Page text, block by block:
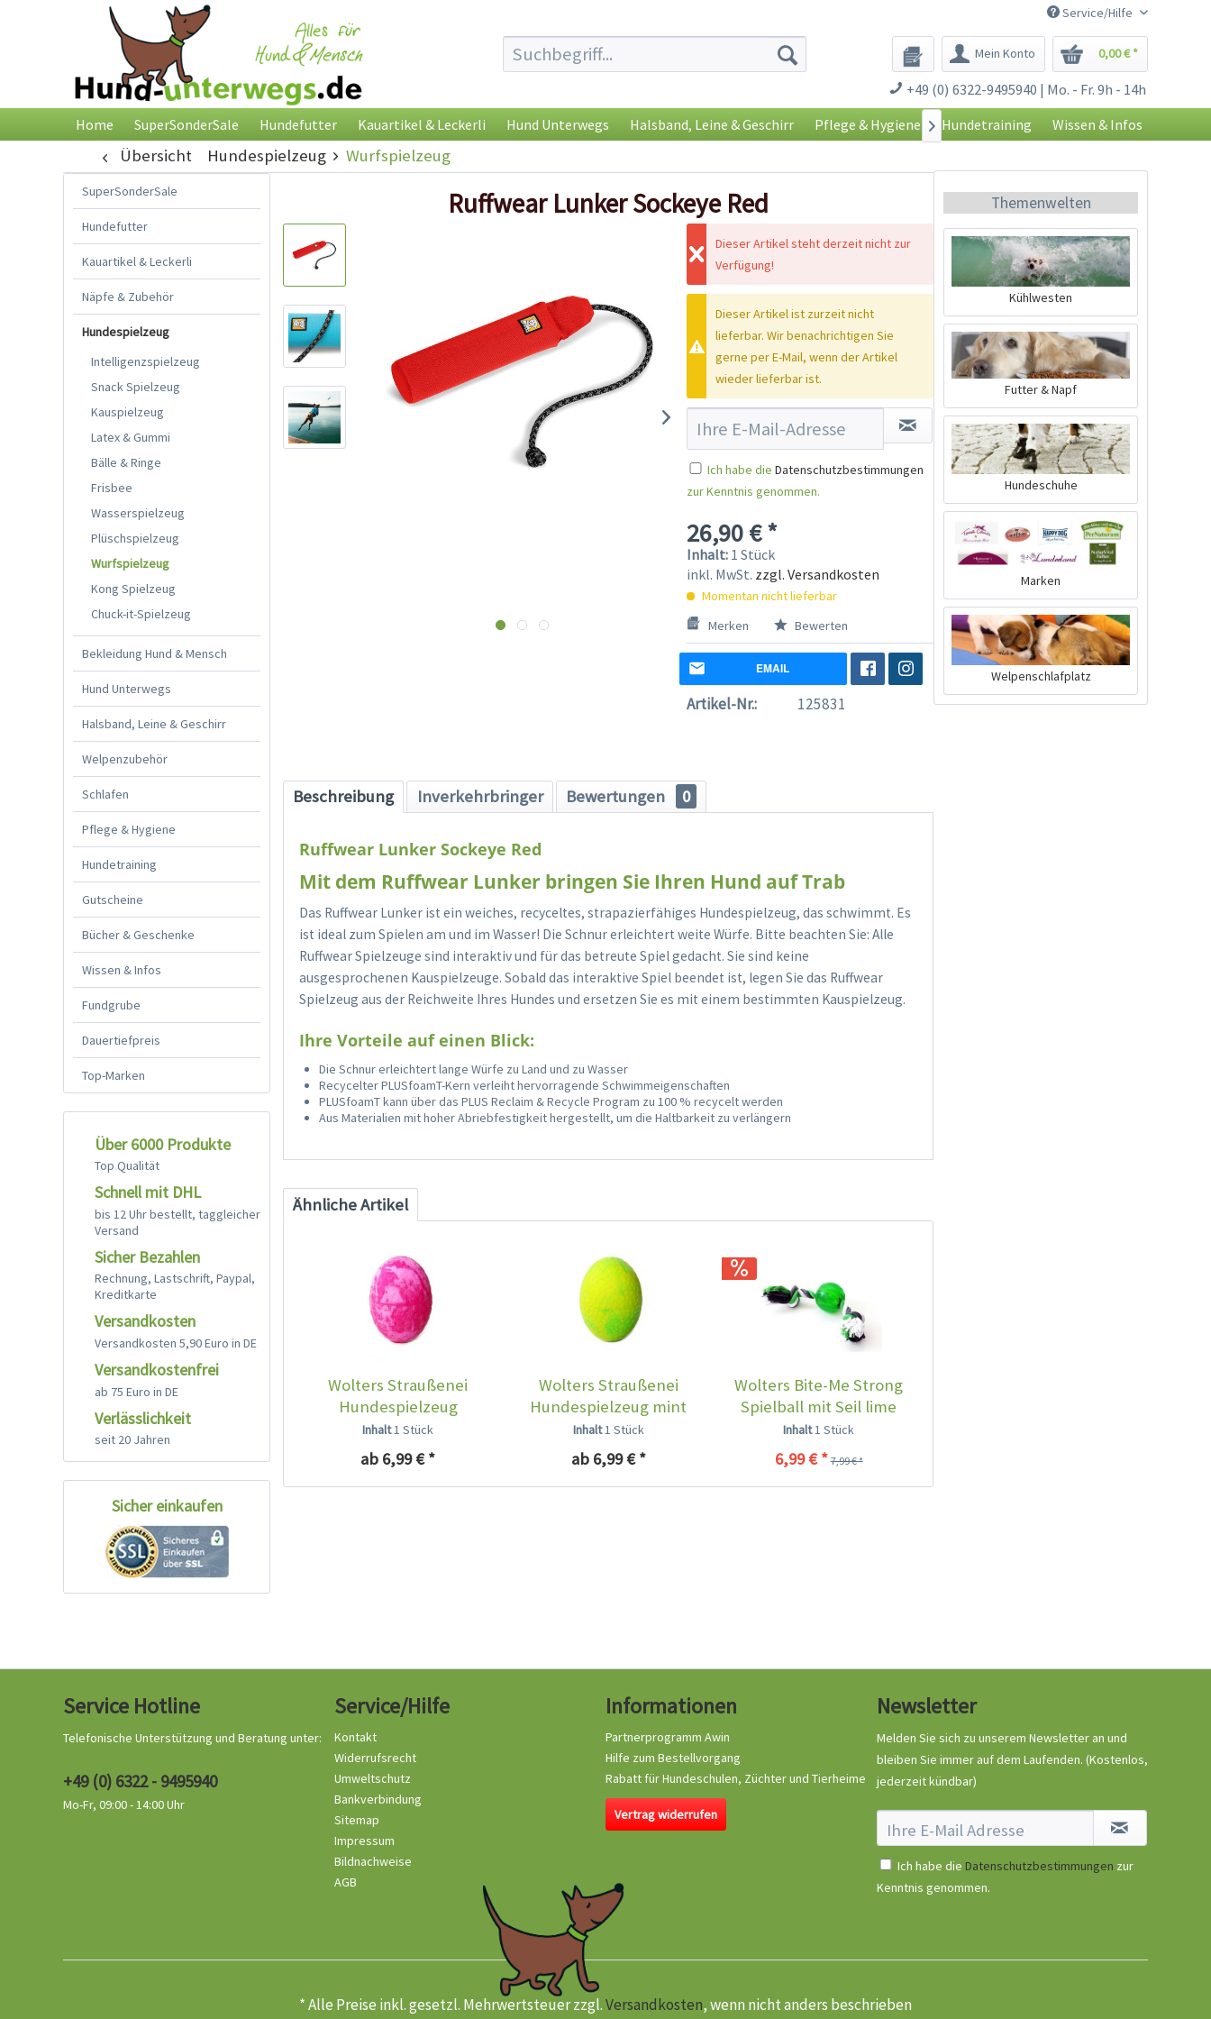
Service/Hilfe
Mein Konto 0,00 € *
+49 (0) 6322-9495940 | Mo. - Fr. 9h - 14h
Home SuperSonderSale Hundefutter Kauartikel & Leckerli Hund Unterwegs Halsband, Leine & Geschirr Pflege & Hygiene Hundetraining Wissen & Infos

Übersicht Hundespielzeug Wurfspielzeug
SuperSonderSale
Hundefutter
Kauartikel & Leckerli
Näpfe & Zubehör
Hundespielzeug
Intelligenzspielzeug
Snack Spielzeug
Kauspielzeug
Latex & Gummi
Bälle & Ringe
Frisbee
Wasserspielzeug
Plüschspielzeug
Wurfspielzeug
Kong Spielzeug
Chuck-it-Spielzeug
Bekleidung Hund & Mensch
Hund Unterwegs
Halsband, Leine & Geschirr
Welpenzubehör
Schlafen
Pflege & Hygiene
Hundetraining
Gutscheine
Bücher & Geschenke
Wissen & Infos
Fundgrube
Dauertiefpreis
Top-Marken
Über 6000 Produkte
Top Qualität
Schnell mit DHL
bis 12 Uhr bestellt, taggleicher
Versand
Sicher Bezahlen
Rechnung, Lastschrift, Paypal,
Kreditkarte
Versandkosten
Versandkosten 5,90 Euro in DE
Versandkostenfrei
ab 75 Euro in DE
Verlässlichkeit
seit 20 Jahren
Sicher einkaufen
Ruffwear Lunker Sockeye Red
Dieser Artikel steht derzeit nicht zur
Verfügung!
Dieser Artikel ist zurzeit nicht
lieferbar. Wir benachrichtigen Sie
gerne per E-Mail, wenn der Artikel
wieder lieferbar ist.
Ich habe die Datenschutzbestimmungen
zur Kenntnis genommen.
26,90 € *
Inhalt: 1 Stück
inkl. MwSt. zzgl. Versandkosten
Momentan nicht lieferbar
Merken
Bewerten
EMAIL
Artikel-Nr.: 125831
Beschreibung Inverkehrbringer Bewertungen 0
Ruffwear Lunker Sockeye Red
Mit dem Ruffwear Lunker bringen Sie Ihren Hund auf Trab
Das Ruffwear Lunker ist ein weiches, recyceltes, strapazierfähiges Hundespielzeug, das schwimmt. Es
ist ideal zum Spielen am und im Wasser! Die Schnur erleichtert weite Würfe. Bitte beachten Sie: Alle
Ruffwear Spielzeuge sind interaktiv und für das betreute Spiel gedacht. Sie sind keine
ausgesprochenen Kauspielzeuge. Sobald das interaktive Spiel beendet ist, legen Sie das Ruffwear
Spielzeug aus der Reichweite Ihres Hundes und ersetzen Sie es mit einem bestimmten Kauspielzeug.
Ihre Vorteile auf einen Blick:
Die Schnur erleichtert lange Würfe zu Land und zu Wasser
Recycelter PLUSfoamT-Kern verleiht hervorragende Schwimmeigenschaften
PLUSfoamT kann über das PLUS Reclaim & Recycle Program zu 100 % recycelt werden
Aus Materialien mit hoher Abriebfestigkeit hergestellt, um die Haltbarkeit zu verlängern
Ähnliche Artikel
Wolters Straußenei
Hundespielzeug
himbeere
Inhalt1 Stück
ab 6,99 € *
Wolters Straußenei
Hundespielzeug mint
Inhalt1 Stück
ab 6,99 € *
Wolters Bite-Me Strong
Spielball mit Seil lime
Inhalt1 Stück
6,99 € * 7,99 € *
Themenwelten
Kühlwesten
Futter & Napf
Hundeschuhe
Marken
Welpenschlafplatz
Service Hotline
Telefonische Unterstützung und Beratung unter:
+49 (0) 6322 - 9495940
Mo-Fr, 09:00 - 14:00 Uhr
Service/Hilfe
Kontakt
Widerrufsrecht
Umweltschutz
Bankverbindung
Sitemap
Impressum
Bildnachweise
AGB
Informationen
Partnerprogramm Awin
Hilfe zum Bestellvorgang
Rabatt für Hundeschulen, Züchter und Tierheime
Vertrag widerrufen
Newsletter
Melden Sie sich zu unserem Newsletter an und
bleiben Sie immer auf dem Laufenden. (Kostenlos,
jederzeit kündbar)
Ich habe die Datenschutzbestimmungen zur
Kenntnis genommen.
* Alle Preise inkl. gesetzl. Mehrwertsteuer zzgl.Versandkosten, wenn nicht anders beschrieben